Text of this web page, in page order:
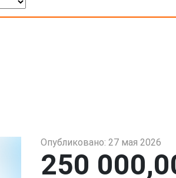
Опубликовано: 27 мая 2026
250